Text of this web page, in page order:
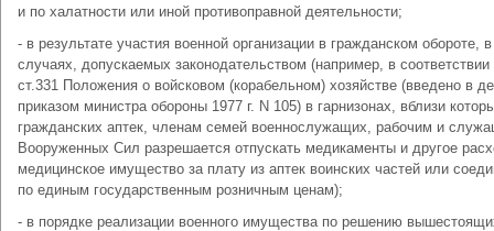
и по халатности или иной противоправной деятельности;
- в результате участия военной организации в гражданском обороте, в
случаях, допускаемых законодательством (например, в соответствии
ст.331 Положения о войсковом (корабельном) хозяйстве (введено в
приказом министра обороны 1977 г. N 105) в гарнизонах, вблизи
гражданских аптек, членам семей военнослужащих, рабочим и
Вооруженных Сил разрешается отпускать медикаменты и другое
медицинское имущество за плату из аптек воинских частей или
по единым государственным розничным ценам);
- в порядке реализации военного имущества по решению